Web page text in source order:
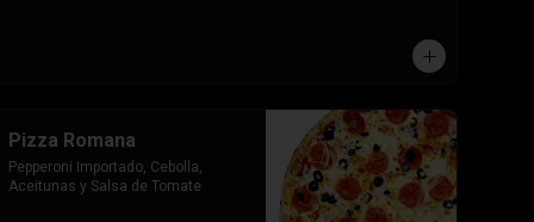
Pizza Romana
Pepperoni Importado, Cebolla,
Aceitunas y Salsa de Tomate